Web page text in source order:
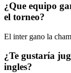
¿Que equipo
el torneo?
El inter gano la
¿Te gustaría
ingles?